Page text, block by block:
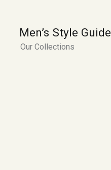
Men’s Style Guide
Our Collections